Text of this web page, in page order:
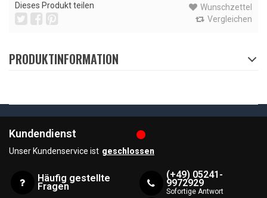
Dieses Produkt teilen
Wunschzettel
Vergleichen
PRODUKTINFORMATION
Kundendienst
Unser Kundenservice ist geschlossen
Häufig gestellte
Fragen
(+49) 05241-
9972929
Sofortige Antwort